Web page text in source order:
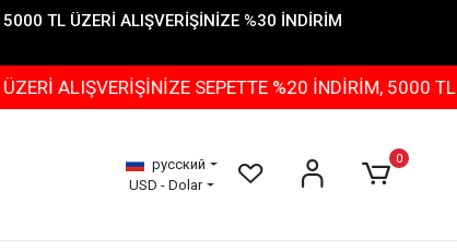
TL ÜZERİ ALIŞVERİŞİNİZE %30 İNDİRİM
SEPETTE %20 İNDİRİM, 5000 TL
русский
USD - Dolar
0